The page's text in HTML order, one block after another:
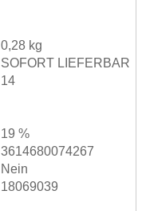
0,28 kg
SOFORT LIEFERBAR
14
19 %
3614680074267
Nein
18069039